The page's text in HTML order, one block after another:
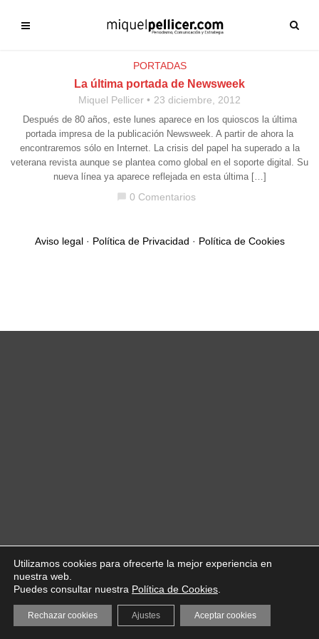
PORTADAS
La última portada de Newsweek
Miquel Pellicer 23 diciembre, 2012
Después de 80 años, este lunes aparece en los quioscos la última
portada impresa de la publicación Newsweek. A partir de ahora la
encontraremos sólo en Internet. La crisis del papel ha superado a la
veterana revista aunque se plantea como global en el soporte digital. Su
nueva línea ya aparece reflejada en esta última […]
chat_bubble 0 Comentarios
Aviso legal· Política de Privacidad · Política de Cookies
Utilizamos cookies para ofrecerte la mejor experiencia en
nuestra web.
Puedes consultar nuestra Política de Cookies
Aceptar cookies
Rechazar cookies Ajustes